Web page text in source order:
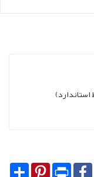
Share PinterestPrint